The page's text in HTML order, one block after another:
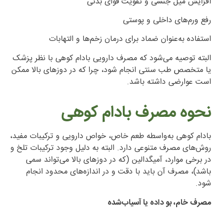
رفع ورم‌های داخلی و پوستی
استفاده به‌عنوان ضماد برای درمان زخم‌ها و التهابات
البته توصیه می‌شود که مصرف دارویی بادام کوهی با نظر پزشک
یا متخصص طب سنتی انجام شود، چرا که در دوزهای بالا ممکن
است عوارضی داشته باشد.
نحوه مصرف بادام کوهی
بادام کوهی به‌واسطه طعم خاص، خواص دارویی و ترکیبات مفید،
روش‌های مصرف متنوعی دارد. البته به دلیل وجود ترکیبات تلخ و
در برخی موارد، آمیگدالین (که در دوزهای بالا می‌تواند سمی
باشد)، مصرف آن باید با دقت و در اندازه‌های محدود انجام
شود.
مصرف خام، بو داده یا آسیاب‌شده